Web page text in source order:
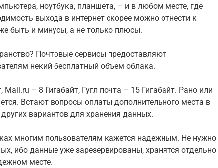
ноутбука, планшета, – и в любом месте, где
выхода в интернет скорее можно отнести к
быть и минусы, а не только плюсы.
Почтовые сервисы предоставляют
некий бесплатный объем облака.
Mail.ru – 8 Гигабайт, Гугл почта – 15 Гигабайт. Рано или
Встают вопросы оплаты дополнительного места в
вариантов для хранения данных.
многим пользователям кажется надежным. Не нужно
ибо данные уже зарезервированы, хранятся отдельно
месте.